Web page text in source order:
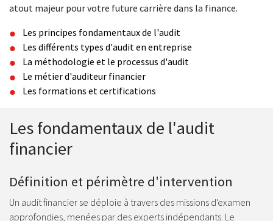
atout majeur pour votre future carrière dans la finance.
Les principes fondamentaux de l'audit
Les différents types d'audit en entreprise
La méthodologie et le processus d'audit
Le métier d'auditeur financier
Les formations et certifications
Les fondamentaux de l'audit
financier
Définition et périmètre d'intervention
Un audit financier se déploie à travers des missions d'examen
approfondies, menées par des experts indépendants. Le